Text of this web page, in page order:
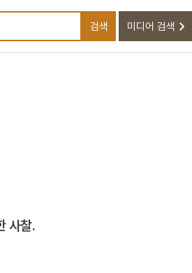
검색어를 입력하세요
검색 미디어 검색
사찰.